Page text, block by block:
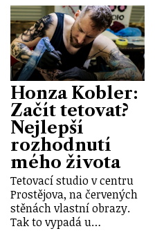
Honza Kobler:
Začít tetovat?
Nejlepší
rozhodnutí
mého života
Tetovací studio v centru
Prostějova, na červených
stěnách vlastní obrazy.
Tak to vypadá u…